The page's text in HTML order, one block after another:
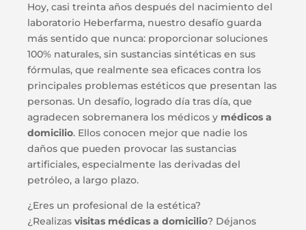
Hoy, casi treinta años después del nacimiento del
laboratorio Heberfarma, nuestro desafío guarda
más sentido que nunca: proporcionar soluciones
100% naturales, sin sustancias sintéticas en sus
fórmulas, que realmente sea eficaces contra los
principales problemas estéticos que presentan las
personas. Un desafío, logrado día tras día, que
agradecen sobremanera los médicos y médicos a
domicilio. Ellos conocen mejor que nadie los
daños que pueden provocar las sustancias
artificiales, especialmente las derivadas del
petróleo, a largo plazo.
¿Eres un profesional de la estética?
¿Realizas visitas médicas a domicilio? Déjanos